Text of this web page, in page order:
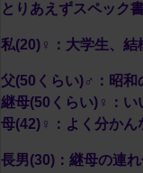
とりあえずスペック
私(20)♀：大学生、結
父(50くらい)♂：昭和
継母(50くらい)♀：い
母(42)♀：よく分かん
長男(30)：継母の連れ